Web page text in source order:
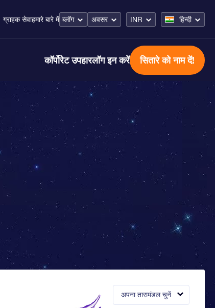
ग्राहक सेवाहमारे बारे में ब्लॉग अवसर INR हिन्दी
कॉर्पोरेट उपहारलॉग इन करें सितारे को नाम दें!
अपना तारामंडल चुनें